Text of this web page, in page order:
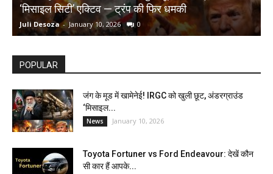
‘मिसाइल सिटी’ एक्टिव — ट्रंप की फिर धमकी
Juli Desoza - January 10, 2026 0
POPULAR
जंग के मूड में खामेनेई! IRGC को खुली छूट, अंडरग्राउंड
‘मिसाइल...
News January 10, 2026
Toyota Fortuner vs Ford Endeavour: देखें कौन
सी कार हैं आपके...